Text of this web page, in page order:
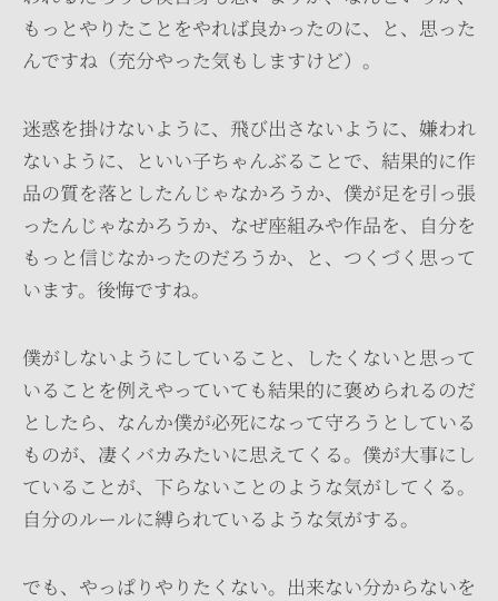
もっとやりたことをやれば良かったのに、と、思った
んですね（充分やった気もしますけど）。
迷惑を掛けないように、飛び出さないように、嫌われ
ないように、といい子ちゃんぶることで、結果的に作
品の質を落としたんじゃなかろうか、僕が足を引っ張
ったんじゃなかろうか、なぜ座組みや作品を、自分を
もっと信じなかったのだろうか、と、つくづく思って
います。後悔ですね。
僕がしないようにしていること、したくないと思って
いることを例えやっていても結果的に褒められるのだ
としたら、なんか僕が必死になって守ろうとしている
ものが、凄くバカみたいに思えてくる。僕が大事にし
ていることが、下らないことのような気がしてくる。
自分のルールに縛られているような気がする。
でも、やっぱりやりたくない。出来ない分からないを